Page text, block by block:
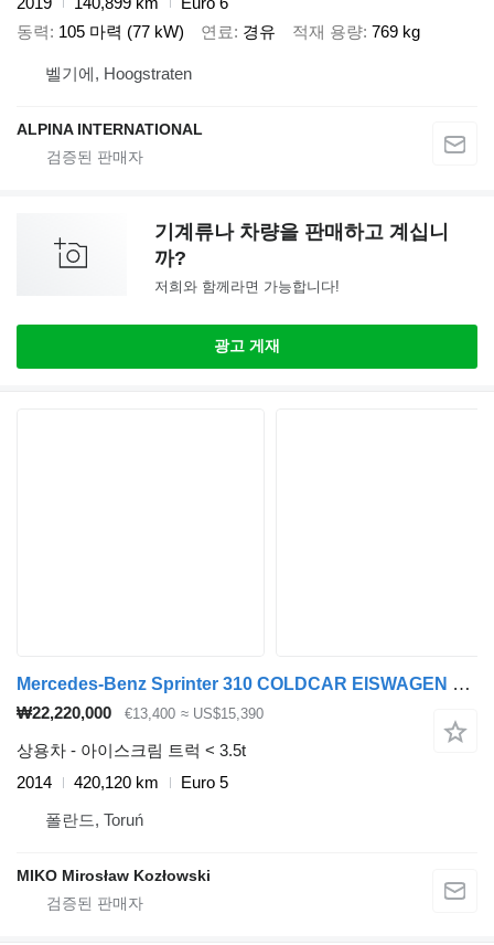
동력
105 마력 (77 kW) 연료 경유 적재 용량 769 kg
벨기에, Hoogstraten
ALPINA INTERNATIONAL
기계류나 차량을 판매하고 계십니
까?
저희와 함께라면 가능합니다!
광고 게재
Mercedes-Benz Sprinter 310 COLDCAR EISWAGEN FRIGO
₩22,220,000 €13,400 ≈ US$15,390
상용차 - 아이스크림 트럭 < 3.5t
2014
420,120 km
Euro 5
폴란드, Toruń
MIKO Mirosław Kozłowski